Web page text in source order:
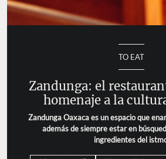
TO EAT
Zandunga: el
homenaje a la
Zandunga Oaxaca es un espacio que
además de siempre estar en
ingredientes del